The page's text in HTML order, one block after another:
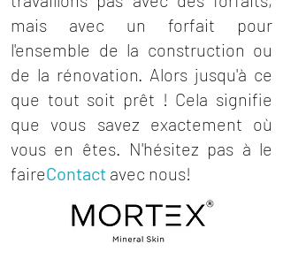
mais avec un forfait pour
l'ensemble de la construction ou
de la rénovation. Alors jusqu'à ce
que tout soit prêt ! Cela signifie
que vous savez exactement où
vous en êtes. N'hésitez pas à le
faireContact avec nous!